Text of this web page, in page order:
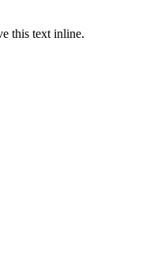
this text inline.